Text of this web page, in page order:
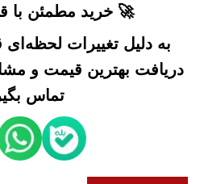
🚀 خرید مطمئن با
به دلیل تغییرات
دریافت بهترین قیمت و
تماس